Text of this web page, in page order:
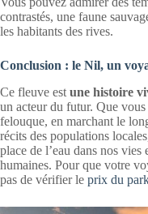
contrastés, une faune
les habitants des rives.
Conclusion : le Nil, un
Ce fleuve est une histoire
un acteur du futur. Que
felouque, en marchant le
récits des populations
place de l’eau dans nos
humaines. Pour que votre
pas de vérifier le prix du